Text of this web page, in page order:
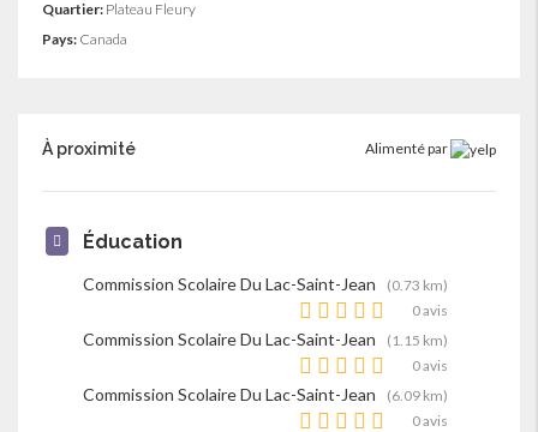
Quartier: Plateau Fleury
Pays: Canada
À proximité Alimenté par
Éducation
Commission Scolaire Du Lac-Saint-Jean
(0.73 km)
0 avis
Commission Scolaire Du Lac-Saint-Jean
(1.15 km)
0 avis
Commission Scolaire Du Lac-Saint-Jean
(6.09 km)
0 avis